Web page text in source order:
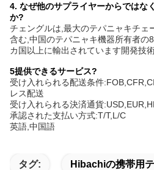
4. なぜ他のサプライヤーからではな
か?
チェングルは,最大のテパニャキチェ
含む,中国のテパニャキ機器所有者の
カ国以上に輸出されています開発技術
5提供できるサービス?
受け入れられる配送条件
レス配送
受け入れられる決済通貨
承認された支払い方式:T/T,L/C
英語,中国語
タグ: Hibachiの携帯用